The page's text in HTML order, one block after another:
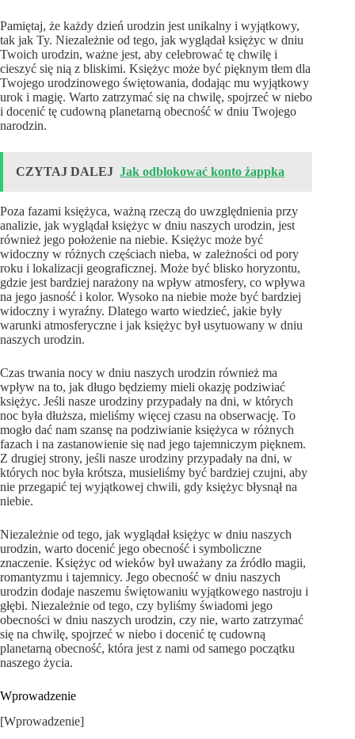
Pamiętaj, że każdy dzień urodzin jest unikalny i wyjątkowy,
tak jak Ty. Niezależnie od tego, jak wyglądał księżyc w dniu
Twoich urodzin, ważne jest, aby celebrować tę chwilę i
cieszyć się nią z bliskimi. Księżyc może być pięknym tłem dla
Twojego urodzinowego świętowania, dodając mu wyjątkowy
urok i magię. Warto zatrzymać się na chwilę, spojrzeć w niebo
i docenić tę cudowną planetarną obecność w dniu Twojego
narodzin.
CZYTAJ DALEJ Jak odblokować konto żappka
Poza fazami księżyca, ważną rzeczą do uwzględnienia przy
analizie, jak wyglądał księżyc w dniu naszych urodzin, jest
również jego położenie na niebie. Księżyc może być
widoczny w różnych częściach nieba, w zależności od pory
roku i lokalizacji geograficznej. Może być blisko horyzontu,
gdzie jest bardziej narażony na wpływ atmosfery, co wpływa
na jego jasność i kolor. Wysoko na niebie może być bardziej
widoczny i wyraźny. Dlatego warto wiedzieć, jakie były
warunki atmosferyczne i jak księżyc był usytuowany w dniu
naszych urodzin.
Czas trwania nocy w dniu naszych urodzin również ma
wpływ na to, jak długo będziemy mieli okazję podziwiać
księżyc. Jeśli nasze urodziny przypadały na dni, w których
noc była dłuższa, mieliśmy więcej czasu na obserwację. To
mogło dać nam szansę na podziwianie księżyca w różnych
fazach i na zastanowienie się nad jego tajemniczym pięknem.
Z drugiej strony, jeśli nasze urodziny przypadały na dni, w
których noc była krótsza, musieliśmy być bardziej czujni, aby
nie przegapić tej wyjątkowej chwili, gdy księżyc błysnął na
niebie.
Niezależnie od tego, jak wyglądał księżyc w dniu naszych
urodzin, warto docenić jego obecność i symboliczne
znaczenie. Księżyc od wieków był uważany za źródło magii,
romantyzmu i tajemnicy. Jego obecność w dniu naszych
urodzin dodaje naszemu świętowaniu wyjątkowego nastroju i
głębi. Niezależnie od tego, czy byliśmy świadomi jego
obecności w dniu naszych urodzin, czy nie, warto zatrzymać
się na chwilę, spojrzeć w niebo i docenić tę cudowną
planetarną obecność, która jest z nami od samego początku
naszego życia.
Wprowadzenie
[Wprowadzenie]